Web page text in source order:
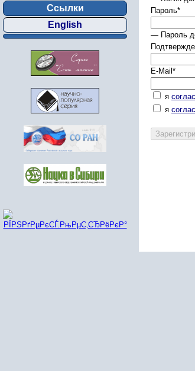
Ссылки
English
Пароль*
— Пароль
E-Mail *
я
я